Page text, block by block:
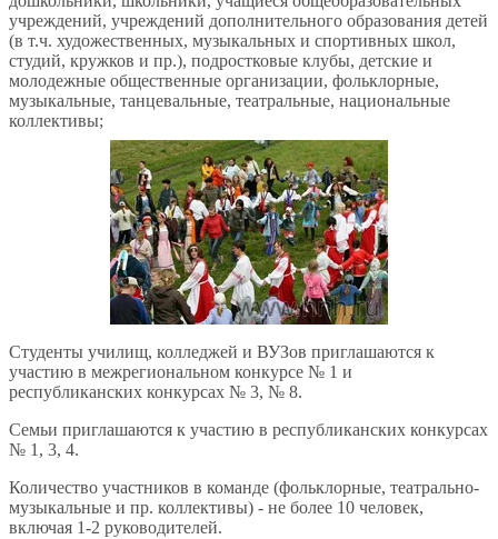
учреждений, учреждений дополнительного образования детей
(в т.ч. художественных, музыкальных и спортивных школ,
студий, кружков и пр.), подростковые клубы, детские и
молодежные общественные организации, фольклорные,
музыкальные, танцевальные, театральные, национальные
коллективы;
Студенты училищ, колледжей и ВУЗов приглашаются к
участию в межрегиональном конкурсе № 1 и
республиканских конкурсах № 3, № 8.
Семьи приглашаются к участию в республиканских конкурсах
№ 1, 3, 4.
Количество участников в команде (фольклорные, театрально-
музыкальные и пр. коллективы) - не более 10 человек,
включая 1-2 руководителей.